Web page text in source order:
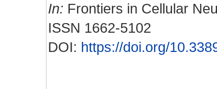
In: Frontiers in Cellular
ISSN 1662-5102
DOI: https://doi.org/